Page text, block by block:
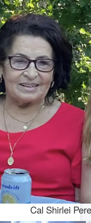
Cal Shirlei